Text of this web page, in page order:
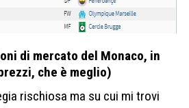
di mercato del Monaco, in
che è meglio)
rischiosa ma su cui mi trovi